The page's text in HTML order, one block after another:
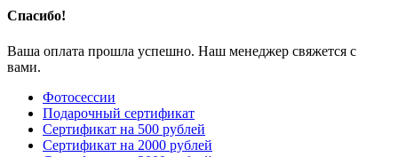
Спасибо!
Ваша оплата прошла успешно. Наш менеджер свяжется с
вами.
Фотосессии
Подарочный сертификат
Сертификат на 500 рублей
Сертификат на 2000 рублей